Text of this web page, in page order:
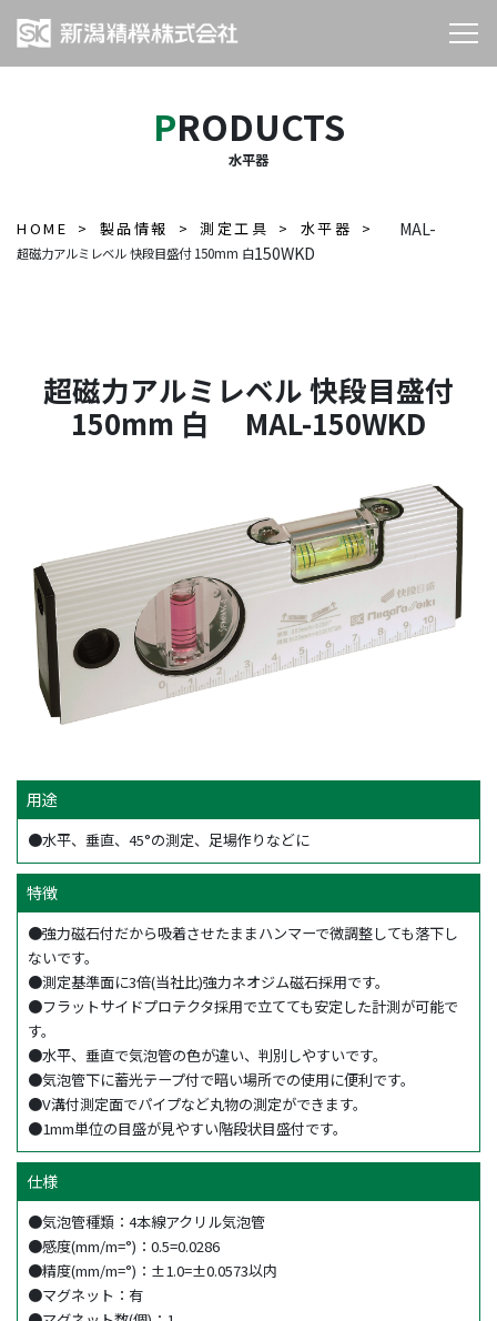
PRODUCTS
水平器
HOME 製品情報 測定工具 水平器
超磁力アルミレベル 快段目盛付 150mm 白
MAL-
150WKD
超磁力アルミレベル 快段目盛付
150mm 白 MAL-150WKD
用途
●水平、垂直、45°の測定、足場作りなどに
特徴
●強力磁石付だから吸着させたままハンマーで微調整しても落下し
ないです。
●測定基準面に3倍(当社比)強力ネオジム磁石採用です。
●フラットサイドプロテクタ採用で立てても安定した計測が可能で
す。
●水平、垂直で気泡管の色が違い、判別しやすいです。
●気泡管下に蓄光テープ付で暗い場所での使用に便利です。
●V溝付測定面でパイプなど丸物の測定ができます。
●1mm単位の目盛が見やすい階段状目盛付です。
仕様
●気泡管種類：4本線アクリル気泡管
●感度(mm/m=°)：0.5=0.0286
●精度(mm/m=°)：±1.0=±0.0573以内
●マグネット：有